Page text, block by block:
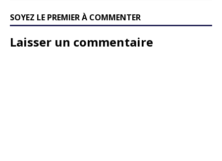
SOYEZ LE PREMIER À COMMENTER
Laisser un commentaire